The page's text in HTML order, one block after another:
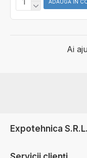
ADAUGĂ ÎN
Ai
Expotehnica S.R.L.